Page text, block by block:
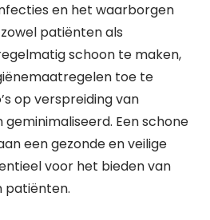
en het waarborgen
patiënten als
schoon te maken,
toe te
op verspreiding van
Een schone
een gezonde en veilige
voor het bieden van
patiënten.